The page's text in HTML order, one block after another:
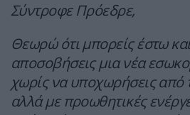
Σύντροφε Πρόεδρε,
Θεωρώ ότι μπορείς έστω
αποσοβήσεις μια νέα
χωρίς να υποχωρήσεις από
αλλά με προωθητικές